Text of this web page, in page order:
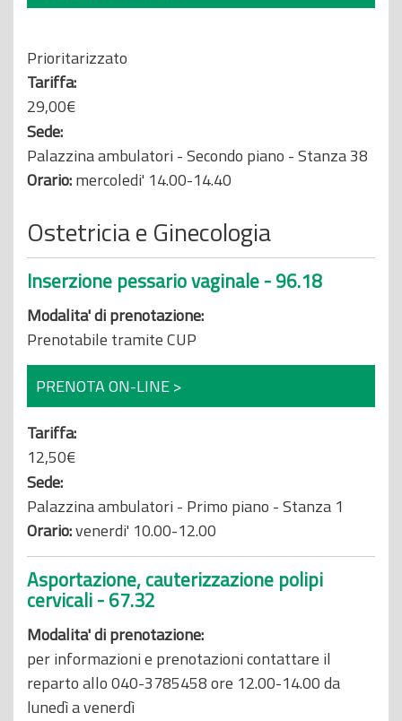
Prioritarizzato
Tariffa:
29,00€
Sede:
Palazzina ambulatori - Secondo piano - Stanza 38
Orario:mercoledi' 14.00-14.40
Ostetricia e Ginecologia
Inserzione pessario vaginale - 96.18
Modalita' di prenotazione:
Prenotabile tramite CUP
PRENOTA ON-LINE >
Tariffa:
12,50€
Sede:
Palazzina ambulatori - Primo piano - Stanza 1
Orario:venerdi' 10.00-12.00
Asportazione, cauterizzazione polipi
cervicali - 67.32
Modalita' di prenotazione:
per informazioni e prenotazioni contattare il
reparto allo 040-3785458 ore 12.00-14.00 da
lunedì a venerdì